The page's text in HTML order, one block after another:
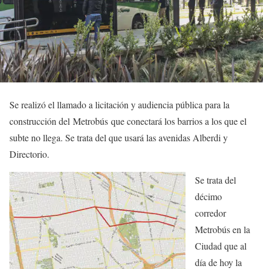
Se realizó el llamado a licitación y audiencia pública para la
construcción del Metrobús que conectará los barrios a los que el
subte no llega. Se trata del que usará las avenidas Alberdi y
Directorio.
Se trata del
décimo
corredor
Metrobús en la
Ciudad que al
día de hoy la